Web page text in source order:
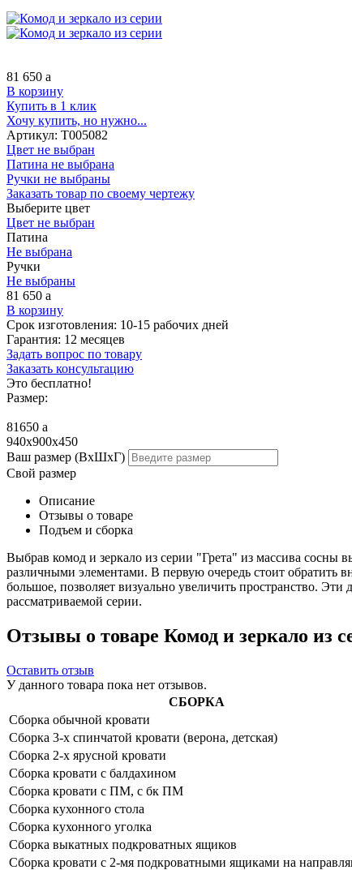
81 650 a
В корзину
Купить в 1 клик
Хочу купить, но нужно...
Артикул: Т005082
Цвет не выбран
Патина не выбрана
Ручки не выбраны
Заказать товар по своему чертежу
Выберите цвет
Цвет не выбран
Патина
Не выбрана
Ручки
Не выбраны
81 650 a
В корзину
Срок изготовления: 10-15 рабочих дней
Гарантия: 12 месяцев
Задать вопрос по товару
Заказать консультацию
Это бесплатно!
Размер:
81650 a
940х900х450
Ваш размер (ВхШхГ)
Свой размер
Описание
Отзывы о товаре
Подъем и сборка
Выбрав комод и зеркало из серии "Грета" из массива
различными элементами. В первую очередь стоит обратить
большое, позволяет визуально увеличить пространство.
рассматриваемой серии.
Отзывы о товаре Комод и зеркало из
Оставить отзыв
У данного товара пока нет отзывов.
СБОРКА
Сборка обычной кровати
Сборка 3-х спинчатой кровати (верона, детская)
Сборка 2-х ярусной кровати
Сборка кровати с балдахином
Сборка кровати с ПМ, с бк ПМ
Сборка кухонного стола
Сборка кухонного уголка
Сборка выкатных подкроватных ящиков
Сборка кровати с 2-мя подкроватными ящиками на